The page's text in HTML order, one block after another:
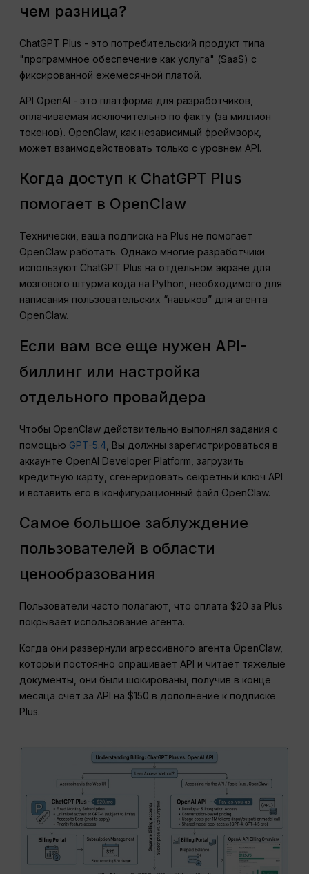
чем разница?
ChatGPT Plus - это потребительский продукт типа
"программное обеспечение как услуга" (SaaS) с
фиксированной ежемесячной платой.
API OpenAI - это платформа для разработчиков,
оплачиваемая исключительно по факту (за миллион
токенов). OpenClaw, как независимый фреймворк,
может взаимодействовать только с уровнем API.
Когда доступ к ChatGPT Plus
помогает в OpenClaw
Технически, ваша подписка на Plus не помогает
OpenClaw работать. Однако многие разработчики
используют ChatGPT Plus на отдельном экране для
мозгового штурма кода на Python, необходимого для
написания пользовательских “навыков” для агента
OpenClaw.
Если вам все еще нужен API-
биллинг или настройка
отдельного провайдера
Чтобы OpenClaw действительно выполнял задания с
помощью GPT-5.4 , Вы должны зарегистрироваться в
аккаунте OpenAI Developer Platform, загрузить
кредитную карту, сгенерировать секретный ключ API
и вставить его в конфигурационный файл OpenClaw.
Самое большое заблуждение
пользователей в области
ценообразования
Пользователи часто полагают, что оплата $20 за Plus
покрывает использование агента.
Когда они развернули агрессивного агента OpenClaw,
который постоянно опрашивает API и читает тяжелые
документы, они были шокированы, получив в конце
месяца счет за API на $150 в дополнение к подписке
Plus.